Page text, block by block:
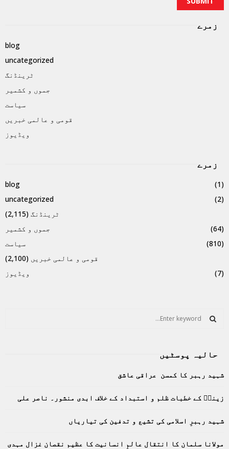
زمرے
blog
uncategorized
ٹرینڈنگ
جموں و کشمیر
سیاست
قومی و عالمی خبریں
ویڈیوز
زمرے
blog
(1)
uncategorized
(2)
ٹرینڈنگ (2,115)
جموں و کشمیر
(64)
سیاست
(810)
قومی و عالمی خبریں (2,100)
ویڈیوز
(7)
f
r
E
A
R
C
H
حالیہ پوسٹیں
شہید رہبر کا کمسن عراقی عاشق
زینبؑ کے خطبات ظلم و استبداد کے خلاف ابدی منشور۔ ناصر علی
شہید رہبرِ اسلامی کی تشیع و تدفین کی تیاریاں
مولانا سلمان کا انتقال عالمِ انسانیت کا عظیم نقصان غزال مہدی